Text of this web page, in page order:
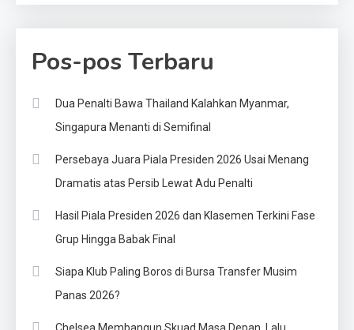
Pos-pos Terbaru
Dua Penalti Bawa Thailand Kalahkan Myanmar,
Singapura Menanti di Semifinal
Persebaya Juara Piala Presiden 2026 Usai Menang
Dramatis atas Persib Lewat Adu Penalti
Hasil Piala Presiden 2026 dan Klasemen Terkini Fase
Grup Hingga Babak Final
Siapa Klub Paling Boros di Bursa Transfer Musim
Panas 2026?